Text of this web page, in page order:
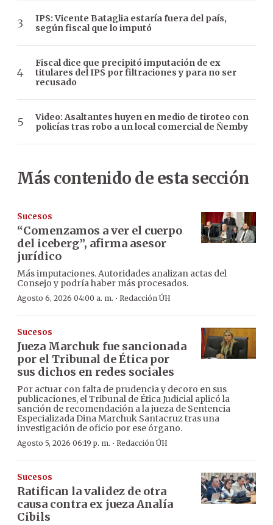
IPS: Vicente Bataglia estaría fuera del país,
según fiscal que lo imputó
Fiscal dice que precipitó imputación de ex
titulares del IPS por filtraciones y para no ser
recusado
Video: Asaltantes huyen en medio de tiroteo con
policías tras robo a un local comercial de Ñemby
Más contenido de esta sección
Sucesos
“Comenzamos a ver el cuerpo
del iceberg”, afirma asesor
jurídico
Más imputaciones. Autoridades analizan actas del
Consejo y podría haber más procesados.
Agosto 6, 2026 04:00 a. m. · Redacción ÚH
Sucesos
Jueza Marchuk fue sancionada
por el Tribunal de Ética por
sus dichos en redes sociales
Por actuar con falta de prudencia y decoro en sus
publicaciones, el Tribunal de Ética Judicial aplicó la
sanción de recomendación a la jueza de Sentencia
Especializada Dina Marchuk Santacruz tras una
investigación de oficio por ese órgano.
Agosto 5, 2026 06:19 p. m. · Redacción ÚH
Sucesos
Ratifican la validez de otra
causa contra ex jueza Analía
Cibils